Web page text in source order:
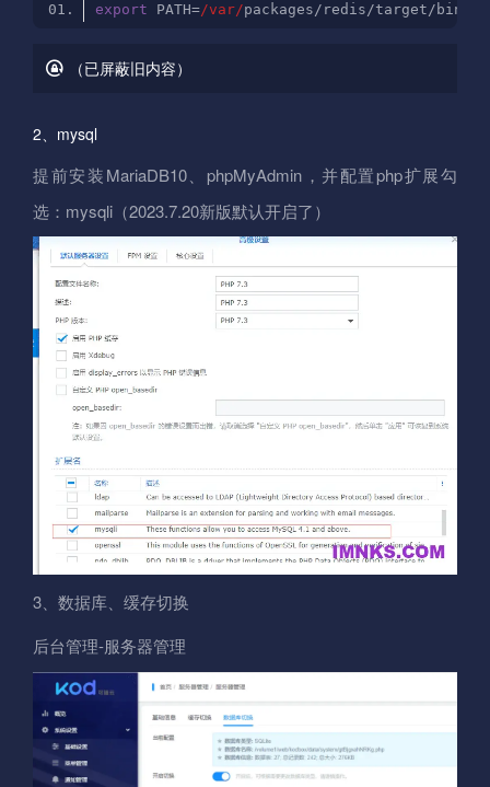
export PATH=/var/
（已屏蔽旧内容）
2、mysql
提前安装MariaDB10、phpMyAdmin，并配置php扩展勾
选：mysqli（2023.7.20新版默认开启了）
3、数据库、缓存切换
后台管理-服务器管理